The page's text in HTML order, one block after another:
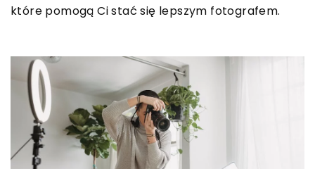
które pomogą Ci stać się lepszym fotografem.